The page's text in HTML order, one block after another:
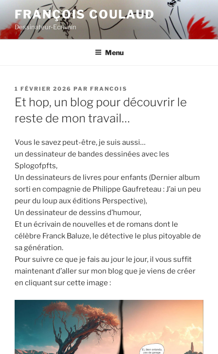
contenu
principal
FRANÇOIS COULAUD
Dessinateur-Ecrivain
Menu
PUBLIÉ
LE
1 FÉVRIER 2026 PAR FRANCOIS
Et hop, un blog pour découvrir le
reste de mon travail…
Vous le savez peut-être, je suis aussi…
un dessinateur de bandes dessinées avec les
Splogofpfts,
Un dessinateurs de livres pour enfants (Dernier album
sorti en compagnie de Philippe Gaufreteau : J’ai un peu
peur du loup aux éditions Perspective),
Un dessinateur de dessins d’humour,
Et un écrivain de nouvelles et de romans dont le
célèbre Franck Baluze, le détective le plus pitoyable de
sa génération.
Pour suivre ce que je fais au jour le jour, il vous suffit
maintenant d’aller sur mon blog que je viens de créer
en cliquant sur cette image :